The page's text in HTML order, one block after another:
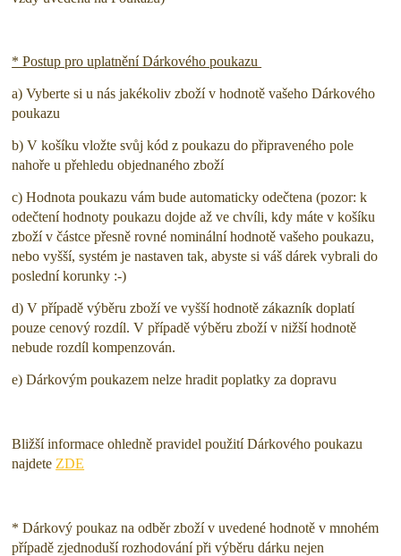
* Postup pro uplatnění Dárkového poukazu
a) Vyberte si u nás jakékoliv zboží v hodnotě vašeho Dárkového
poukazu
b) V košíku vložte svůj kód z poukazu do připraveného pole
nahoře u přehledu objednaného zboží
c) Hodnota poukazu vám bude automaticky odečtena (pozor: k
odečtení hodnoty poukazu dojde až ve chvíli, kdy máte v košíku
zboží v částce přesně rovné nominální hodnotě vašeho poukazu,
nebo vyšší, systém je nastaven tak, abyste si váš dárek vybrali do
poslední korunky :-)
d) V případě výběru zboží ve vyšší hodnotě zákazník doplatí
pouze cenový rozdíl. V případě výběru zboží v nižší hodnotě
nebude rozdíl kompenzován.
e) Dárkovým poukazem nelze hradit poplatky za dopravu
Bližší informace ohledně pravidel použití Dárkového poukazu
najdete ZDE
* Dárkový poukaz na odběr zboží v uvedené hodnotě v mnohém
případě zjednoduší rozhodování při výběru dárku nejen